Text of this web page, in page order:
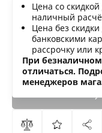
Цена со
наличный
Цена без
банковскими
рассрочку или
При
отличаться.
менеджеров
Нашли дешевле?